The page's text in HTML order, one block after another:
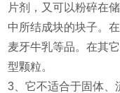
片剂，又可以粉碎在
中所结成块的块子。
麦牙牛乳等品。在其
型颗粒。
3、它不适合于固体、